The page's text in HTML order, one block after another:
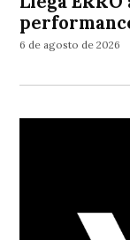
6 de agosto de 2026